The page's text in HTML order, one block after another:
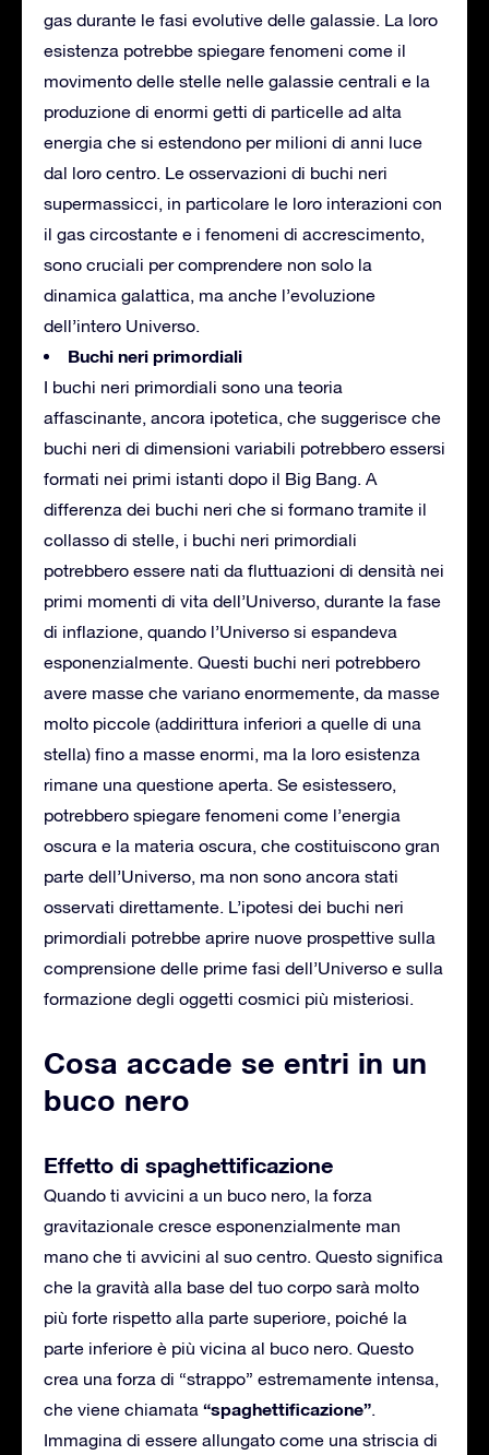
gas durante le fasi evolutive delle galassie. La loro
esistenza potrebbe spiegare fenomeni come il
movimento delle stelle nelle galassie centrali e la
produzione di enormi getti di particelle ad alta
energia che si estendono per milioni di anni luce
dal loro centro. Le osservazioni di buchi neri
supermassicci, in particolare le loro interazioni con
il gas circostante e i fenomeni di accrescimento,
sono cruciali per comprendere non solo la
dinamica galattica, ma anche l’evoluzione
dell’intero Universo.
Buchi neri primordiali
I buchi neri primordiali sono una teoria
affascinante, ancora ipotetica, che suggerisce che
buchi neri di dimensioni variabili potrebbero essersi
formati nei primi istanti dopo il Big Bang. A
differenza dei buchi neri che si formano tramite il
collasso di stelle, i buchi neri primordiali
potrebbero essere nati da fluttuazioni di densità nei
primi momenti di vita dell’Universo, durante la fase
di inflazione, quando l’Universo si espandeva
esponenzialmente. Questi buchi neri potrebbero
avere masse che variano enormemente, da masse
molto piccole (addirittura inferiori a quelle di una
stella) fino a masse enormi, ma la loro esistenza
rimane una questione aperta. Se esistessero,
potrebbero spiegare fenomeni come l’energia
oscura e la materia oscura, che costituiscono gran
parte dell’Universo, ma non sono ancora stati
osservati direttamente. L’ipotesi dei buchi neri
primordiali potrebbe aprire nuove prospettive sulla
comprensione delle prime fasi dell’Universo e sulla
formazione degli oggetti cosmici più misteriosi.
Cosa accade se entri in un
buco nero
Effetto di spaghettificazione
Quando ti avvicini a un buco nero, la forza
gravitazionale cresce esponenzialmente man
mano che ti avvicini al suo centro. Questo significa
che la gravità alla base del tuo corpo sarà molto
più forte rispetto alla parte superiore, poiché la
parte inferiore è più vicina al buco nero. Questo
crea una forza di “strappo” estremamente intensa,
che viene chiamata “spaghettificazione”.
Immagina di essere allungato come una striscia di